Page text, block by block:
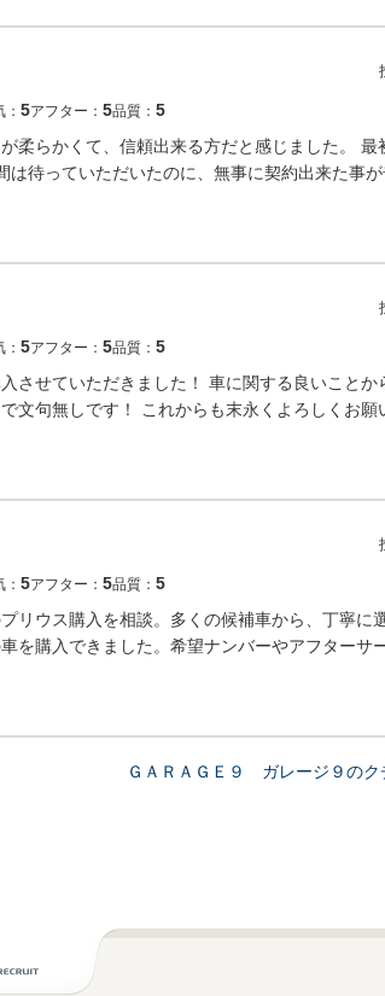
5アフター： 5品質： 5
柔らかくて、信頼出来る方だと感じました。 最
待っていただいたのに、無事に契約出来た事
5アフター： 5品質： 5
させていただきました！ 車に関する良いことか
文句無しです！ これからも末永くよろしくお願
5アフター： 5品質： 5
リウス購入を相談。多くの候補車から、丁寧に
を購入できました。希望ナンバーやアフターサ
ＧＡＲＡＧＥ９ ガレージ９のク